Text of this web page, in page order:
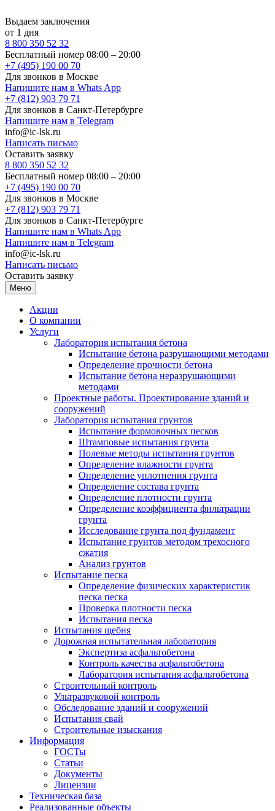
Выдаем заключения
от 1 дня
8 800 350 52 32
Бесплатный номер 08:00 – 20:00
+7 (495) 190 00 70
Для звонков в Москве
Напишите нам в Whats App
+7 (812) 903 79 71
Для звонков в Санкт-Петербурге
Напишите нам в Telegram
info@ic-lsk.ru
Написать письмо
Оставить заявку
8 800 350 52 32
Бесплатный номер 08:00 – 20:00
+7 (495) 190 00 70
Для звонков в Москве
+7 (812) 903 79 71
Для звонков в Санкт-Петербурге
Напишите нам в Whats App
Напишите нам в Telegram
info@ic-lsk.ru
Написать письмо
Оставить заявку
Меню
Акции
О компании
Услуги
Лаборатория испытания бетона
Испытание бетона разрушающими методами
Определение прочности бетона
Испытание бетона неразрушающими
методами
Проектные работы. Проектирование зданий и
сооружений
Лаборатория испытания грунтов
Испытание формовочных песков
Штамповые испытания грунта
Полевые методы испытания грунтов
Определение влажности грунта
Определение уплотнения грунта
Определение состава грунта
Определение плотности грунта
Определение коэффициента фильтрации
грунта
Исследование грунта под фундамент
Испытание грунтов методом трехосного
сжатия
Анализ грунтов
Испытание песка
Определение физических характеристик
песка песка
Проверка плотности песка
Испытания песка
Испытания щебня
Дорожная испытательная лаборатория
Экспертиза асфальтобетона
Контроль качества асфальтобетона
Лаборатория испытания асфальтобетона
Строительный контроль
Ультразвуковой контроль
Обследование зданий и сооружений
Испытания свай
Строительные изыскания
Информация
ГОСТы
Статьи
Документы
Лицензии
Техническая база
Реализованные объекты